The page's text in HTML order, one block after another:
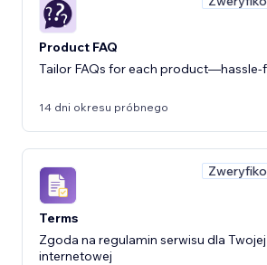
Product FAQ
Tailor FAQs for each product—hassle-
14 dni okresu próbnego
Terms
Zgoda na regulamin serwisu dla
internetowej